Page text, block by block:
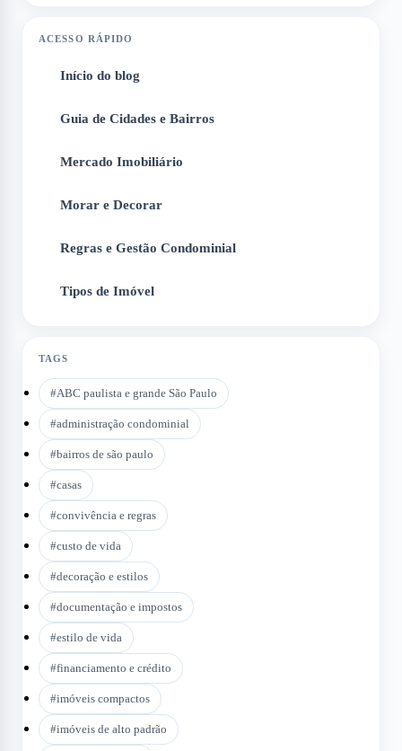
ACESSO RÁPIDO
Início do blog
Guia de Cidades e Bairros
Mercado Imobiliário
Morar e Decorar
Regras e Gestão Condominial
Tipos de Imóvel
TAGS
#ABC paulista e grande São Paulo
#administração condominial
#bairros de são paulo
#casas
#convivência e regras
#custo de vida
#decoração e estilos
#documentação e impostos
#estilo de vida
#financiamento e crédito
#imóveis compactos
#imóveis de alto padrão